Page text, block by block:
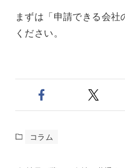
まずは「申請できる会
ください。
コラム